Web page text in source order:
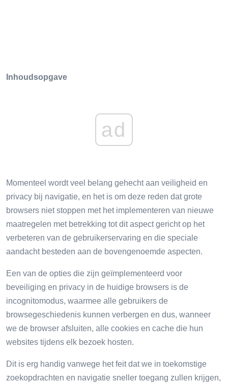
Inhoudsopgave
ad
Momenteel wordt veel belang gehecht aan veiligheid en
privacy bij navigatie, en het is om deze reden dat grote
browsers niet stoppen met het implementeren van nieuwe
maatregelen met betrekking tot dit aspect gericht op het
verbeteren van de gebruikerservaring en die speciale
aandacht besteden aan de bovengenoemde aspecten.
Een van de opties die zijn geïmplementeerd voor
beveiliging en privacy in de huidige browsers is de
incognitomodus, waarmee alle gebruikers de
browsegeschiedenis kunnen verbergen en dus, wanneer
we de browser afsluiten, alle cookies en cache die hun
websites tijdens elk bezoek hosten.
Dit is erg handig vanwege het feit dat we in toekomstige
zoekopdrachten en navigatie sneller toegang zullen krijgen,